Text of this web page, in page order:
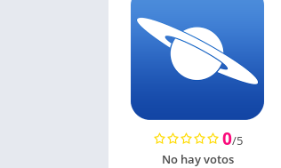
0/5
No hay votos